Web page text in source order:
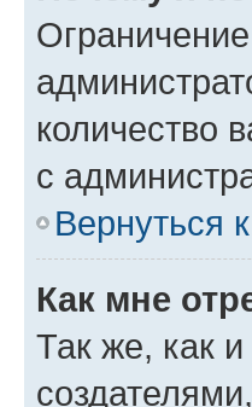
количество
с
Вернуться
Как мне
Так же, как